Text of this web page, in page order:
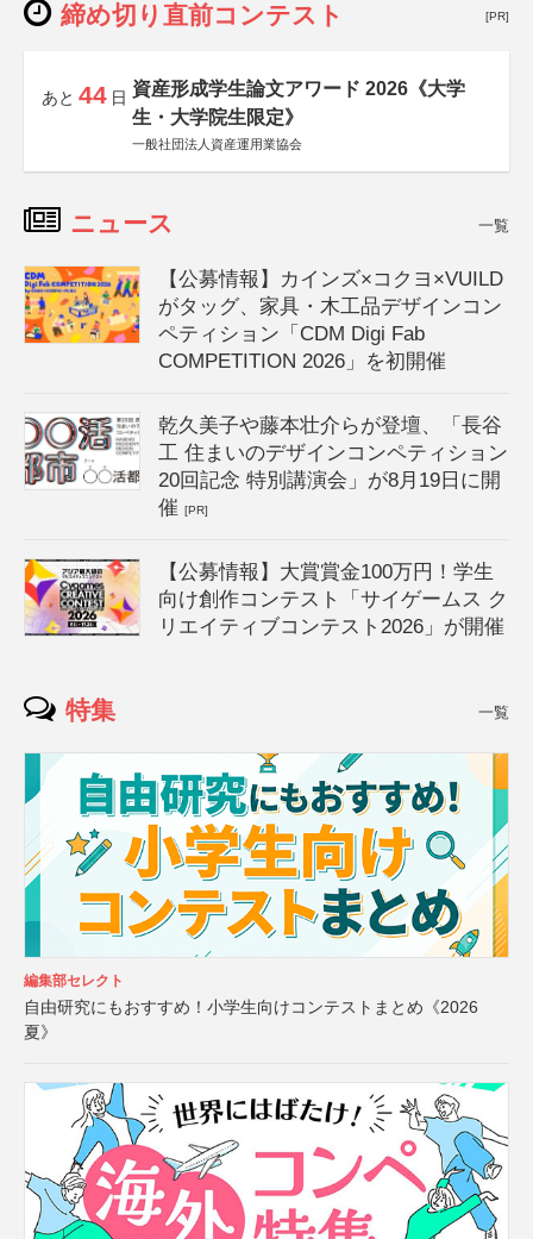
締め切り直前コンテスト [PR]
あと 44 日 資産形成学生論文アワード 2026《大学
生・大学院生限定》
一般社団法人資産運用業協会
ニュース 一覧
【公募情報】カインズ×コクヨ×VUILD
がタッグ、家具・木工品デザインコン
ペティション「CDM Digi Fab
COMPETITION 2026」を初開催
乾久美子や藤本壮介らが登壇、「長谷
工 住まいのデザインコンペティション
20回記念 特別講演会」が8月19日に開
催[PR]
【公募情報】大賞賞金100万円！学生
向け創作コンテスト「サイゲームス ク
リエイティブコンテスト2026」が開催
特集 一覧
編集部セレクト
自由研究にもおすすめ！小学生向けコンテストまとめ《2026
夏》